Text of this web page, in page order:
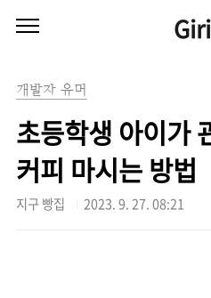
개발자 유머
초등학생 아이가
커피 마시는 방법
지구 빵집 2023. 9. 27. 08:21